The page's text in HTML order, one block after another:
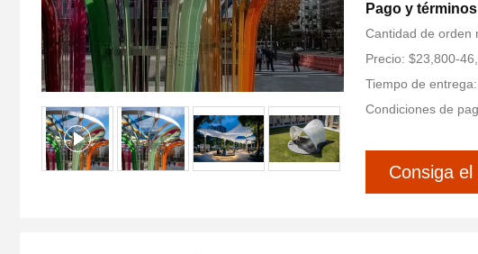
Pago y
Cantidad de orden
Precio: $23,800-
Tiempo de
Condiciones de
Consiga